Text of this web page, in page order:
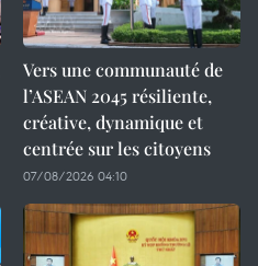
Vers une communauté de
l’ASEAN 2045 résiliente,
créative, dynamique et
centrée sur les citoyens
07/08/2026 04:10